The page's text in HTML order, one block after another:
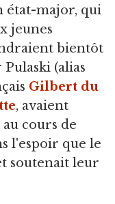
état-major, qui
jeunes
bientôt
(alias
Gilbert du
, avaient
cours de
l'espoir que le
soutenait leur